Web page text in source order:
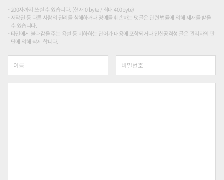
200자까지 쓰실 수 있습니다. (현재 0 byte / 최대 400byte)
저작권 등 다른 사람의 권리를 침해하거나 명예를 훼손하는 댓글은 관련 법률에 의해 제재를 받을
수 있습니다.
타인에게 불쾌감을 주는 욕설 등 비하하는 단어가 내용에 포함되거나 인신공격성 글은 관리자의 판
단에 의해 삭제 합니다.